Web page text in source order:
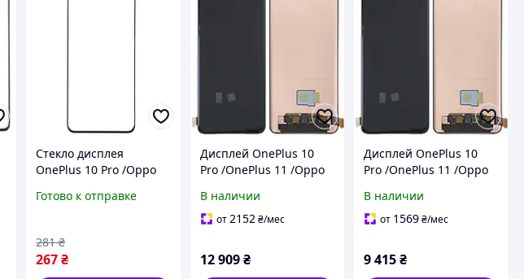
Стекло дисплея
OnePlus 10 Pro /Oppo
OCA-пленкой,
олеофобным
покрытием
Готово к отправке
267₴
281 ₴
Дисплей OnePlus 10
Pro /OnePlus 11 /Oppo
Amoled, оригинал PRC
переклеено стекло
В наличии
от2152 ₴/мес
12 909 ₴
Дисплей OnePlus 10
Pro /OnePlus 11 /Oppo
Amoled, оригинал PRC
В наличии
от 1569₴/мес
9 415₴